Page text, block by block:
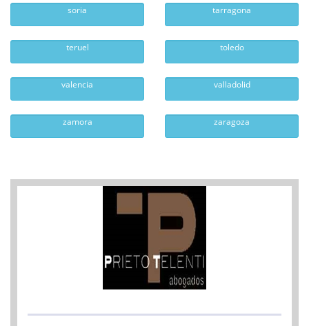
soria tarragona
teruel toledo
valencia valladolid
zamora zaragoza